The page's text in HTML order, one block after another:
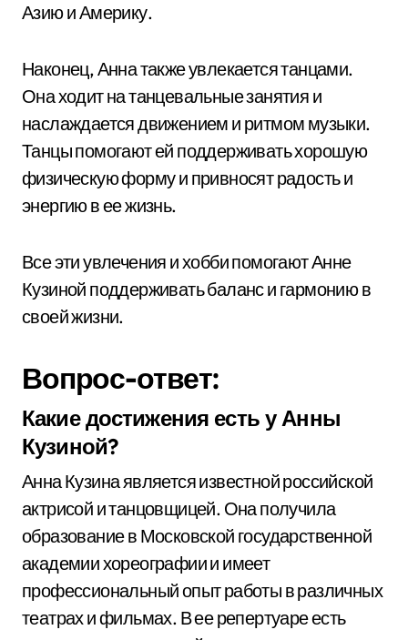
Азию и Америку.
Наконец, Анна также увлекается танцами.
Она ходит на танцевальные занятия и
наслаждается движением и ритмом музыки.
Танцы помогают ей поддерживать хорошую
физическую форму и привносят радость и
энергию в ее жизнь.
Все эти увлечения и хобби помогают Анне
Кузиной поддерживать баланс и гармонию в
своей жизни.
Вопрос-ответ:
Какие достижения есть у Анны
Кузиной?
Анна Кузина является известной российской
актрисой и танцовщицей. Она получила
образование в Московской государственной
академии хореографии и имеет
профессиональный опыт работы в различных
театрах и фильмах. В ее репертуаре есть